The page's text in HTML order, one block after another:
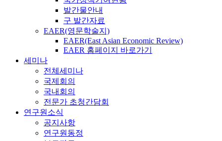
발간물안내
구 발간자료
EAER(영문학술지)
EAER(East Asian Economic Review)
EAER 홈페이지 바로가기
세미나
전체세미나
국제회의
국내회의
전문가 초청간담회
연구원소식
공지사항
연구원동정